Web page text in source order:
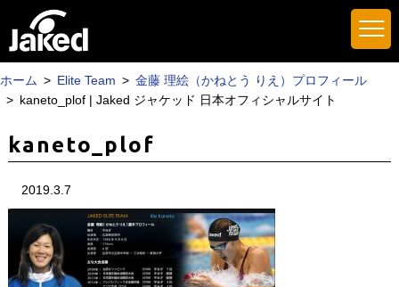
ホーム Elite Team
金藤 理絵（かねとう りえ）プロフィール
kaneto_plof | Jaked ジャケッド 日本オフィシャルサイト
kaneto_plof
2019.3.7